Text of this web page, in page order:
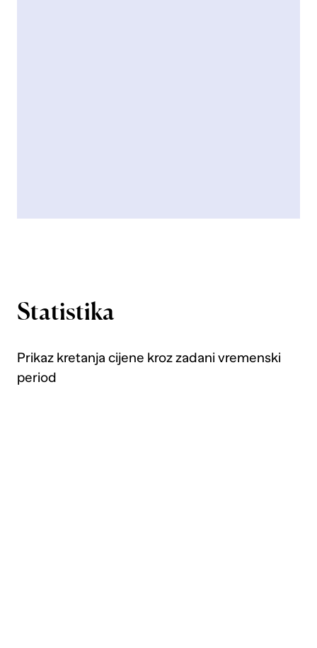
Statistika
Prikaz kretanja cijene kroz zadani vremenski
period